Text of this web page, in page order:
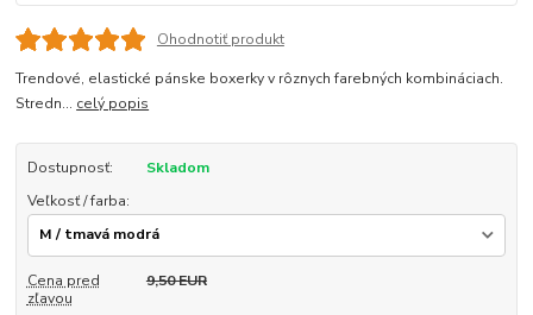
Ohodnotiť produkt
Trendové, elastické pánske boxerky v rôznych farebných kombináciach.
Stredn... celý popis
Dostupnosť:
Skladom
Veľkosť / farba:
Cena pred
zľavou
9,50 EUR